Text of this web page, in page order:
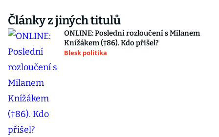
Články z jiných titulů
ONLINE: Poslední rozloučení s Milanem
Knížákem (†86). Kdo přišel?
Blesk politika